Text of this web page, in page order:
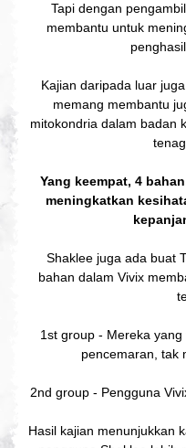
Tapi dengan
membantu untuk
Kajian daripada luar
memang membantu
mitokondria dalam badan
Yang keempat, 4
meningkatkan
Shaklee juga ada buat
bahan dalam Vivix
1st group - Mereka
pencemaran, tak
2nd group - Pengguna
Hasil kajian menunjukkan